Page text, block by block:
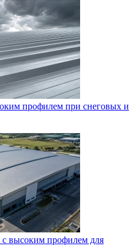
профилем при снеговых и
высоким профилем для